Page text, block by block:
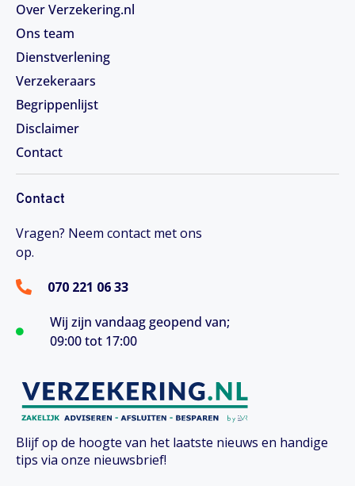
Over Verzekering.nl
Ons team
Dienstverlening
Verzekeraars
Begrippenlijst
Disclaimer
Contact
Contact
Vragen? Neem contact met ons
op.
070 221 06 33
Wij zijn vandaag geopend van;
09:00 tot 17:00
Blijf op de hoogte van het laatste nieuws en handige
tips via onze nieuwsbrief!